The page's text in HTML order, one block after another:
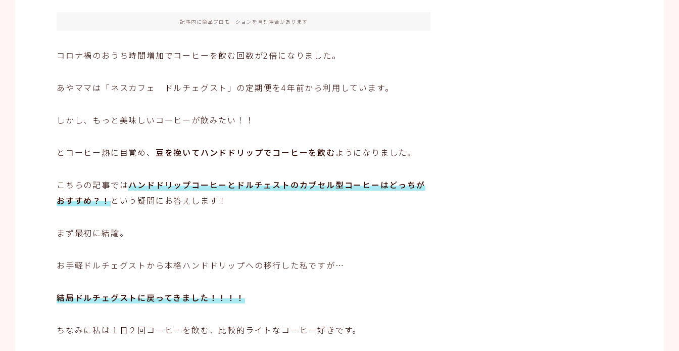
記事内に商品プロモーションを含む場合があります
コロナ禍のおうち時間増加でコーヒーを飲む回数が2倍になりました。
あやママは「ネスカフェ ドルチェグスト」の定期便を4年前から利用しています。
しかし、もっと美味しいコーヒーが飲みたい！！
とコーヒー熱に目覚め、 豆を挽いてハンドドリップでコーヒーを飲む ようになりました。
こちらの記事ではハンドドリップコーヒーとドルチェストのカプセル型コーヒーはどっちが
おすすめ？！という疑問にお答えします！
まず最初に結論。
お手軽ドルチェグストから本格ハンドドリップへの移行した私ですが…
結局ドルチェグストに戻ってきました！！！！
ちなみに私は１日２回コーヒーを飲む、比較的ライトなコーヒー好きです。